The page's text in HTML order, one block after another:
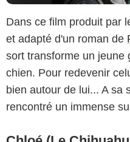
Dans ce film produit par
et adapté d'un roman de
sort transforme un jeune
chien. Pour redevenir
bien autour de lui... A sa
rencontré un immense